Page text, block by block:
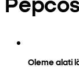
Oleme alati